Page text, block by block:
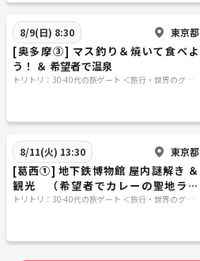
8/9(日) 8:30 東京都
[奥多摩③] マス釣り＆焼いて食べよ
う！ ＆ 希望者で温泉
トリトリ：30-40代の旅ゲート ＜旅行・世界のグル
8/11(火) 13:30 東京都
[葛西①] 地下鉄博物館 屋内謎解き ＆
観光 （希望者でカレーの聖地ラン
チ）
トリトリ：30-40代の旅ゲート ＜旅行・世界のグル